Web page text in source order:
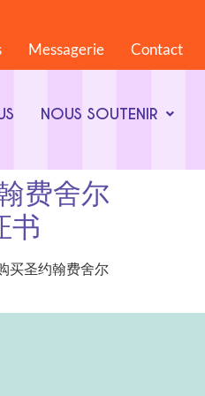
Messagerie Contact
NOUS SOUTENIR
费舍尔
书
买圣约翰费舍尔